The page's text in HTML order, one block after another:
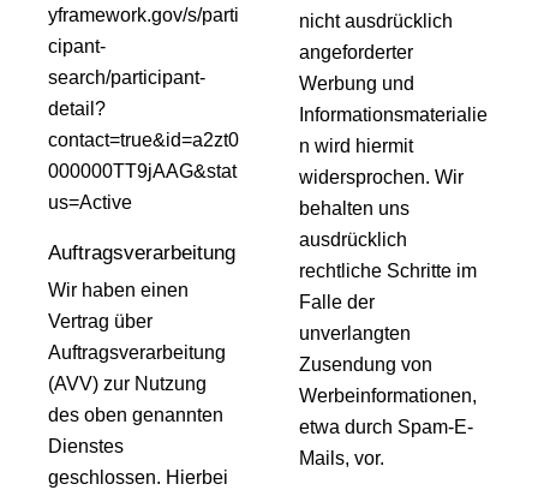
yframework.gov/s/parti
cipant-
search/participant-
detail?
contact=true&id=a2zt0
000000TT9jAAG&stat
us=Active
Auftragsverarbeitung
Wir haben einen
Vertrag über
Auftragsverarbeitung
(AVV) zur Nutzung
des oben genannten
Dienstes
geschlossen. Hierbei
nicht ausdrücklich
angeforderter
Werbung und
Informationsmaterialie
n wird hiermit
widersprochen. Wir
behalten uns
ausdrücklich
rechtliche Schritte im
Falle der
unverlangten
Zusendung von
Werbeinformationen,
etwa durch Spam-E-
Mails, vor.